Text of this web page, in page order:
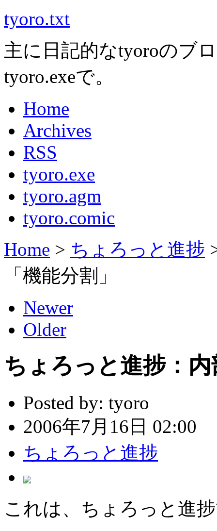
tyoro.txt
主に日記的なtyoroのブ
tyoro.exeで。
Home
Archives
RSS
tyoro.exe
tyoro.agm
tyoro.comic
Home > ちょろっと進捗
「機能分割」
Newer
Older
ちょろっと進捗：
Posted by: tyoro
2006年7月16日 02:00
ちょろっと進捗
これは、ちょろっと進